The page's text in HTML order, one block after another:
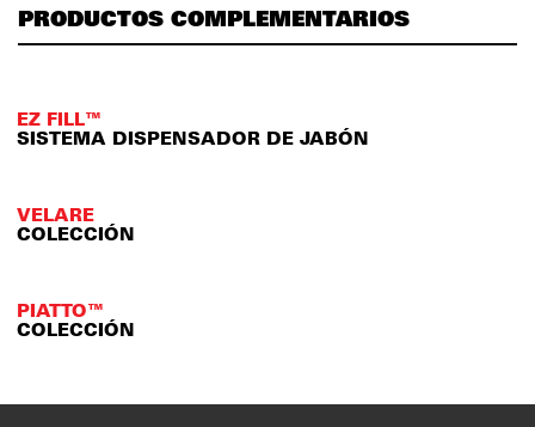
PRODUCTOS COMPLEMENTARIOS
EZ FILL™
SISTEMA DISPENSADOR DE JABÓN
VELARE
COLECCIÓN
PIATTO™
COLECCIÓN